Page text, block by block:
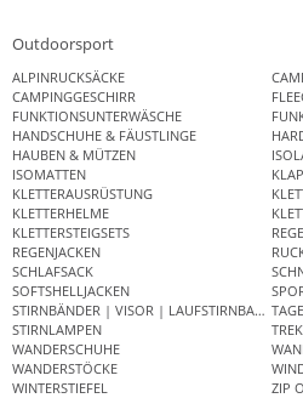
Outdoorsport
ALPINRUCKSÄCKE
CAMPINGGESCHIRR
FUNKTIONSUNTERWÄSCHE
HANDSCHUHE & FÄUSTLINGE
HAUBEN & MÜTZEN
ISOMATTEN
KLETTERAUSRÜSTUNG
KLETTERHELME
KLETTERSTEIGSETS
REGENJACKEN
SCHLAFSACK
SOFTSHELLJACKEN
STIRNBÄNDER | VISOR | LAUFSTIRNBAND
STIRNLAMPEN
WANDERSCHUHE
WANDERSTÖCKE
WINTERSTIEFEL
ZIP